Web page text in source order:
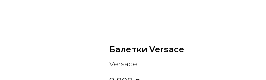
Балетки Versace
Versace